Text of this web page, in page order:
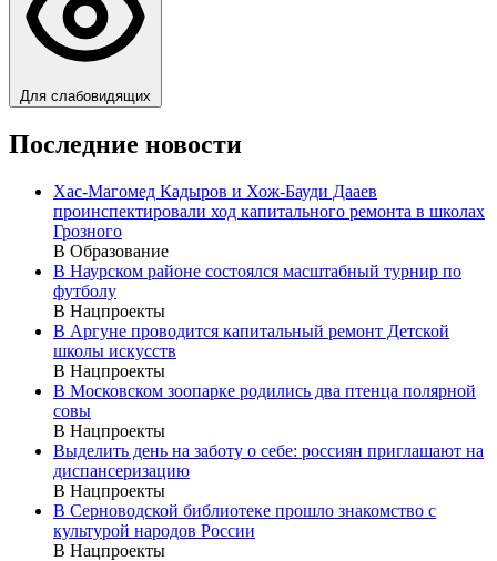
Для слабовидящих
Последние новости
Хас-Магомед Кадыров и Хож-Бауди Дааев
проинспектировали ход капитального ремонта в школах
Грозного
В Образование
В Наурском районе состоялся масштабный турнир по
футболу
В Нацпроекты
В Аргуне проводится капитальный ремонт Детской
школы искусств
В Нацпроекты
В Московском зоопарке родились два птенца полярной
совы
В Нацпроекты
Выделить день на заботу о себе: россиян приглашают на
диспансеризацию
В Нацпроекты
В Серноводской библиотеке прошло знакомство с
культурой народов России
В Нацпроекты